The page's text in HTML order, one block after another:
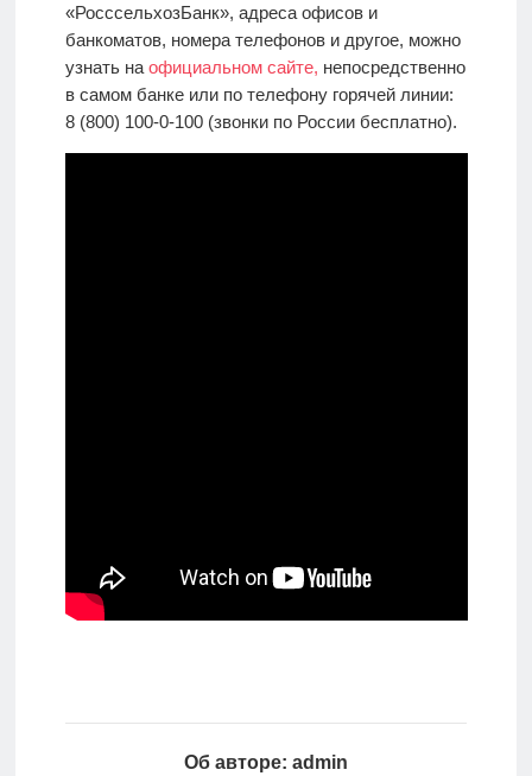
«РосссельхозБанк», адреса офисов и
банкоматов, номера телефонов и другое, можно
узнать на официальном сайте, непосредственно
в самом банке или по телефону горячей линии:
8 (800) 100-0-100 (звонки по России бесплатно).
Об авторе: admin